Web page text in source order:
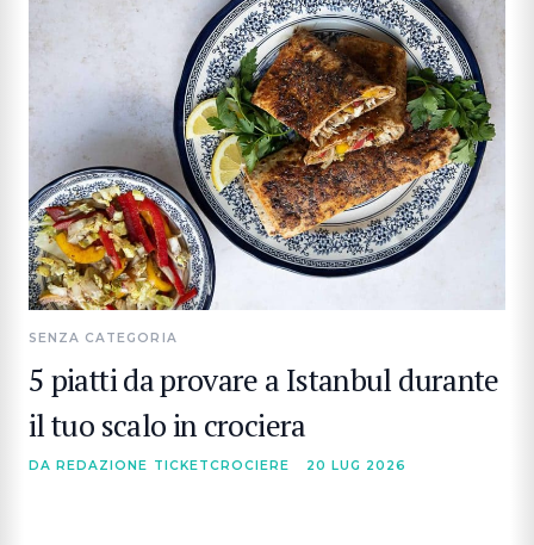
SENZA CATEGORIA
5 piatti da provare a Istanbul durante
il tuo scalo in crociera
DA REDAZIONE TICKETCROCIERE 20 LUG 2026